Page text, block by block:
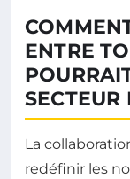
ENTRE
SECTEUR
La
redéfinir les